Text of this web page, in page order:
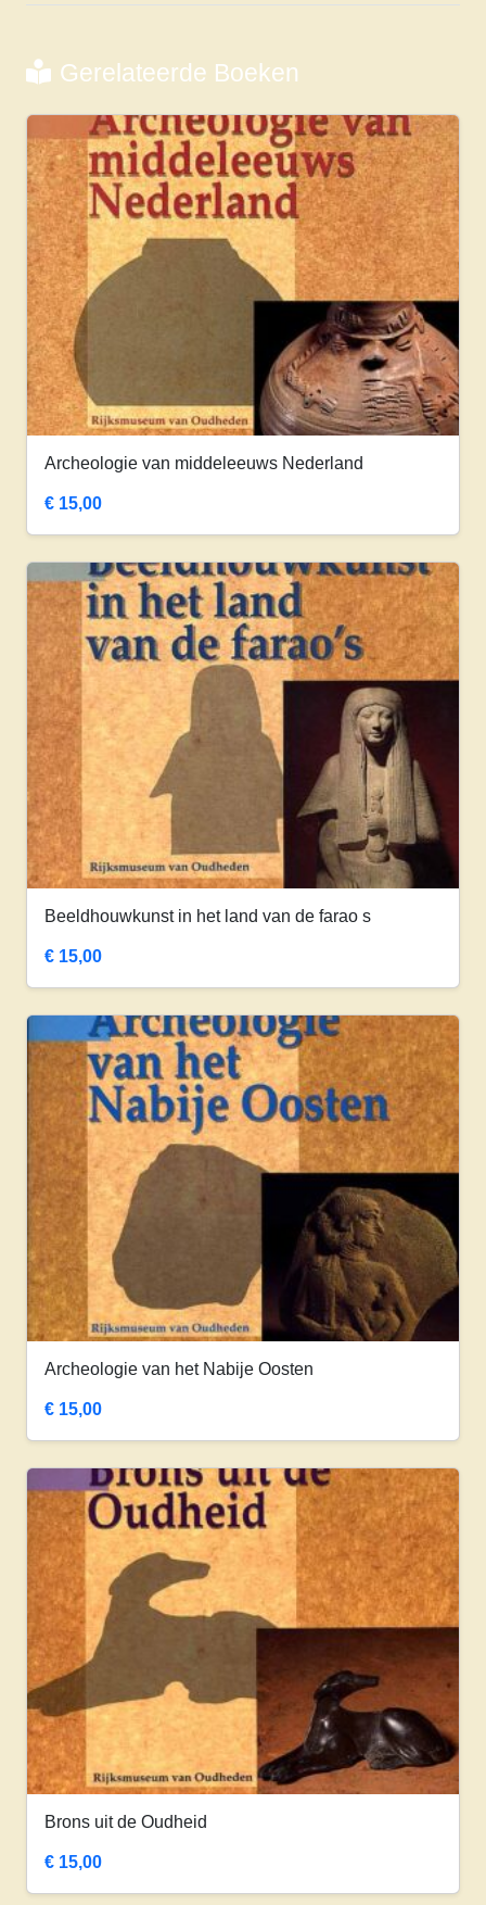
Gerelateerde Boeken
Archeologie van middeleeuws Nederland
€ 15,00
Beeldhouwkunst in het land van de farao s
€ 15,00
Archeologie van het Nabije Oosten
€ 15,00
Brons uit de Oudheid
€ 15,00